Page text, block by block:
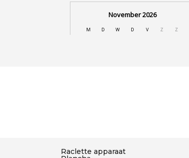
Raclette apparaat